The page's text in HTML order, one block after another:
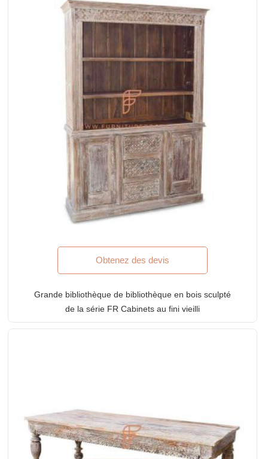
Obtenez des devis
Grande bibliothèque de bibliothèque en bois sculpté
de la série FR Cabinets au fini vieilli